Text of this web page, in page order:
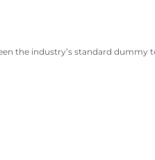
the industry’s standard dummy